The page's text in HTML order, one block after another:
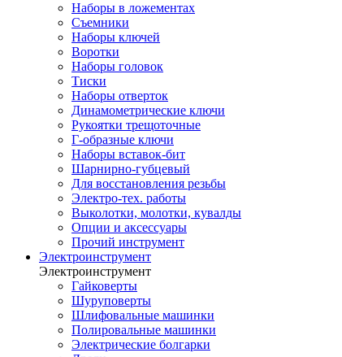
Наборы в ложементах
Съемники
Наборы ключей
Воротки
Наборы головок
Тиски
Наборы отверток
Динамометрические ключи
Рукоятки трещоточные
Г-образные ключи
Наборы вставок-бит
Шарнирно-губцевый
Для восстановления резьбы
Электро-тех. работы
Выколотки, молотки, кувалды
Опции и аксессуары
Прочий инструмент
Электроинструмент
Электроинструмент
Гайковерты
Шуруповерты
Шлифовальные машинки
Полировальные машинки
Электрические болгарки